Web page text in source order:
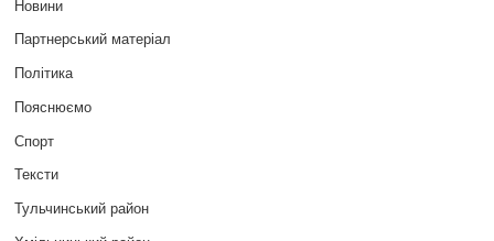
Новини
Партнерський матеріал
Політика
Пояснюємо
Спорт
Тексти
Тульчинський район